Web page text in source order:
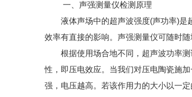
一、声强测量仪检测原理
液体声场中的超声波强度(声功率)是
效率有直接的影响。声强测量仪可随时
根据使用场合地不同，超声波功率测
性，即压电效应。当我们对压电陶瓷施
强，电压越高。若该作用力的大小以一